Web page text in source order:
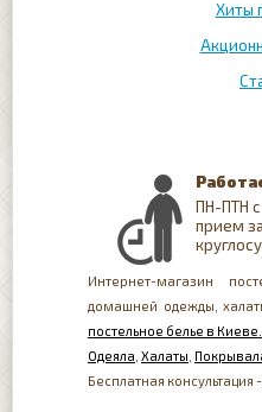
Хиты
ПН-ПТН
прием
Интернет-магазин
домашней одежды,
постельное белье в Киеве.
Одеяла Халаты
Бесплатная консультация -